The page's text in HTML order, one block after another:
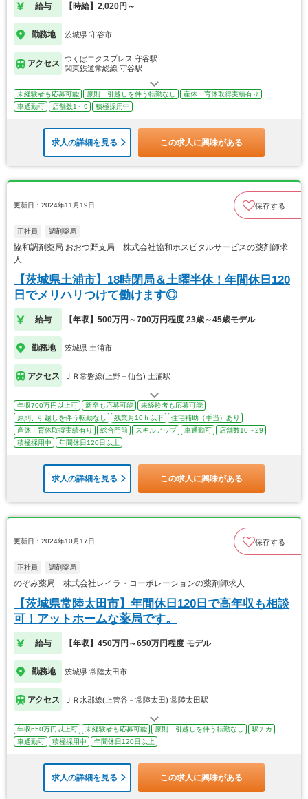
給与 【時給】2,020円～
勤務地 茨城県 守谷市
アクセス
つくばエクスプレス 守谷駅
関東鉄道常総線 守谷駅
未経験者も応募可能 原則、引越しを伴う転勤なし
産休・育休取得実績有り
車通勤可
店舗数1～9 積極採用中
求人の詳細を見る この求人に興味がある
更新日：2024年11月19日 保存する
正社員 調剤薬局
協和調剤薬局 おおつ野支局 株式会社協和ホスピタルサービスの薬剤師求
人
【茨城県土浦市】18時閉局＆土曜半休！年間休日120
日でメリハリつけて働けます◎
給与 【年収】500万円～700万円程度 23歳～45歳モデル
勤務地 茨城県 土浦市
アクセス ＪＲ常磐線(上野－仙台) 土浦駅
年収700万円以上可 新卒も応募可能
未経験者も応募可能
原則、引越しを伴う転勤なし
残業月10ｈ以下
住宅補助（手当）あり
産休・育休取得実績有り
総合門前 スキルアップ 車通勤可
店舗数10～29
積極採用中
年間休日120日以上
求人の詳細を見る この求人に興味がある
更新日：2024年10月17日 保存する
正社員 調剤薬局
のぞみ薬局 株式会社レイラ・コーポレーションの薬剤師求人
【茨城県常陸太田市】年間休日120日で高年収も相談
可！アットホームな薬局です。
給与 【年収】450万円～650万円程度 モデル
勤務地 茨城県 常陸太田市
アクセス ＪＲ水郡線(上菅谷－常陸太田) 常陸太田駅
年収650万円以上可 未経験者も応募可能 原則、引越しを伴う転勤なし
駅チカ
車通勤可
積極採用中 年間休日120日以上
求人の詳細を見る この求人に興味がある